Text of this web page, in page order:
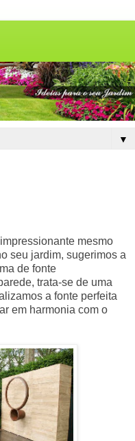
▼
mesmo
seu jardim, sugerimos a
de fonte
trata-se de uma
a fonte perfeita
em harmonia com o